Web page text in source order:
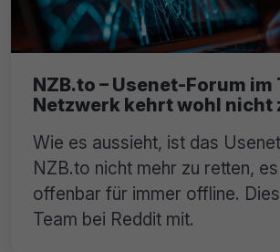
NZB.to – Usenet-Forum im
Netzwerk kehrt wohl nicht
Wie es aussieht, ist das
NZB.to nicht mehr zu retten,
offenbar für immer offline.
Team bei Reddit mit.